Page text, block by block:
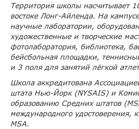
Территория школы насчитывает
востоке Лонг-Айленда. На
научные лаборатории,
художественные и творческие
фотолаборатория, библиотека,
бейсбольная площадки,
и 3 поля для занятий лёгкой
Школа аккредитована
штата Нью-Йорк (NYSAIS) и
образованию Средних штатов
международного удостоверения,
MSA.